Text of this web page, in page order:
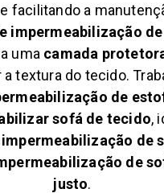
facilitando a
impermeabilização
uma camada
a textura do tecido.
de
sofá de tecido,
impermeabilização de
de
justo.